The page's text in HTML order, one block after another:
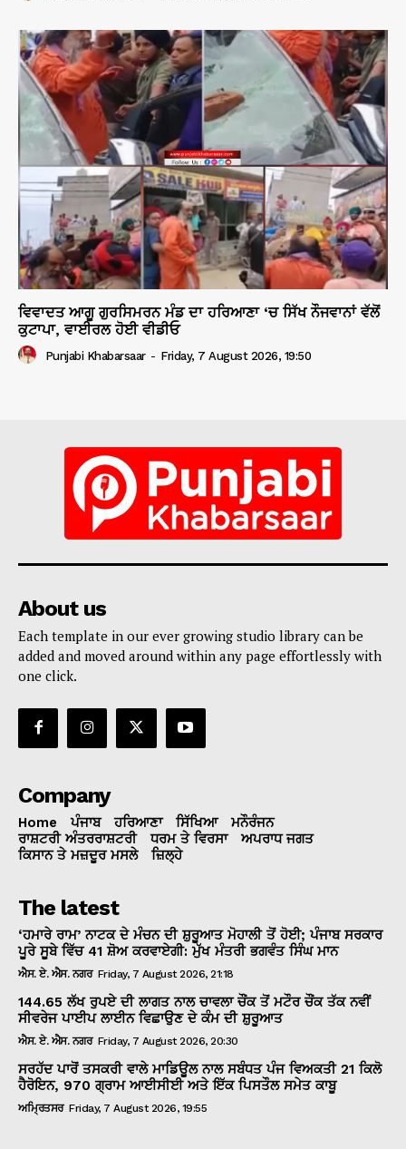
ਵਿਵਾਦਤ ਆਗੂ ਗੁਰਸਿਮਰਨ ਮੰਡ ਦਾ ਹਰਿਆਣਾ ‘ਚ ਸਿੱਖ ਨੌਜਵਾਨਾਂ ਵੱਲੋਂ
ਕੁਟਾਪਾ, ਵਾਈਰਲ ਹੋਈ ਵੀਡੀਓ
Punjabi Khabarsaar - Friday, 7 August 2026, 19:50
About us
Each template in our ever growing studio library can be
added and moved around within any page effortlessly with
one click.
Company
Home ਪੰਜਾਬ ਹਰਿਆਣਾ ਸਿੱਖਿਆ
ਮਨੌਰੰਜਨ
ਰਾਸ਼ਟਰੀ ਅੰਤਰਰਾਸ਼ਟਰੀ
ਧਰਮ ਤੇ ਵਿਰਸਾ
ਅਪਰਾਧ ਜਗਤ
ਕਿਸਾਨ ਤੇ ਮਜ਼ਦੂਰ ਮਸਲੇ
ਜ਼ਿਲ੍ਹੇ
The latest
‘ਹਮਾਰੇ ਰਾਮ’ ਨਾਟਕ ਦੇ ਮੰਚਨ ਦੀ ਸ਼ੁਰੂਆਤ ਮੋਹਾਲੀ ਤੋਂ ਹੋਈ; ਪੰਜਾਬ ਸਰਕਾਰ
ਪੂਰੇ ਸੂਬੇ ਵਿੱਚ 41 ਸ਼ੋਅ ਕਰਵਾਏਗੀ: ਮੁੱਖ ਮੰਤਰੀ ਭਗਵੰਤ ਸਿੰਘ ਮਾਨ
ਐਸ. ਏ. ਐਸ. ਨਗਰ Friday, 7 August 2026, 21:18
144.65 ਲੱਖ ਰੁਪਏ ਦੀ ਲਾਗਤ ਨਾਲ ਚਾਵਲਾ ਚੌਂਕ ਤੋਂ ਮਟੌਰ ਚੌਂਕ ਤੱਕ ਨਵੀਂ
ਸੀਵਰੇਜ ਪਾਈਪ ਲਾਈਨ ਵਿਛਾਉਣ ਦੇ ਕੰਮ ਦੀ ਸ਼ੁਰੂਆਤ
ਐਸ. ਏ. ਐਸ. ਨਗਰ Friday, 7 August 2026, 20:30
ਸਰਹੱਦ ਪਾਰੋਂ ਤਸਕਰੀ ਵਾਲੇ ਮਾਡਿਊਲ ਨਾਲ ਸਬੰਧਤ ਪੰਜ ਵਿਅਕਤੀ 21 ਕਿਲੋ
ਹੈਰੋਇਨ, 970 ਗ੍ਰਾਮ ਆਈਸੀਈ ਅਤੇ ਇੱਕ ਪਿਸਤੌਲ ਸਮੇਤ ਕਾਬੂ
ਅਮ੍ਰਿਤਸਰ Friday, 7 August 2026, 19:55